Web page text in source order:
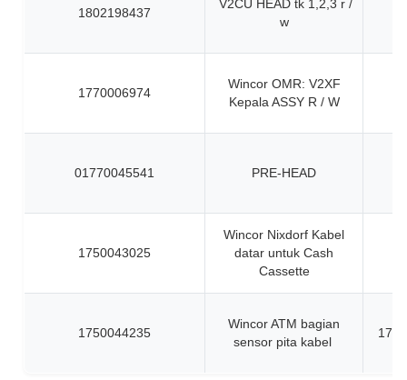
1802198437
V2CU HEAD tk 1,2,3 r /
w
1770006974
Wincor OMR: V2XF
Kepala ASSY R / W
01770045541 PRE-HEAD
1750043025
Wincor Nixdorf Kabel
datar untuk Cash
Cassette
1750044235
Wincor ATM bagian
sensor pita kabel